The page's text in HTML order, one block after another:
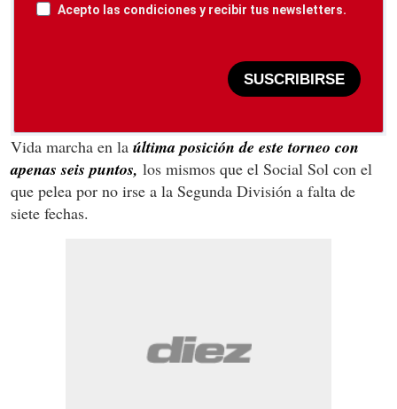
Acepto las condiciones y recibir tus newsletters.
SUSCRIBIRSE
Vida marcha en la última posición de este torneo con
apenas seis puntos, los mismos que el Social Sol con el
que pelea por no irse a la Segunda División a falta de
siete fechas.